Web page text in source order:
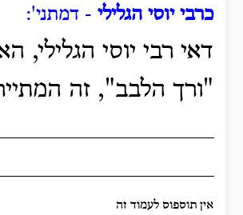
כרבי יוסי הגלילי - דמתני':
דאי רבי יוסי הגלילי,
"ורך הלבב", זה
אין תוספוס לעמוד זה